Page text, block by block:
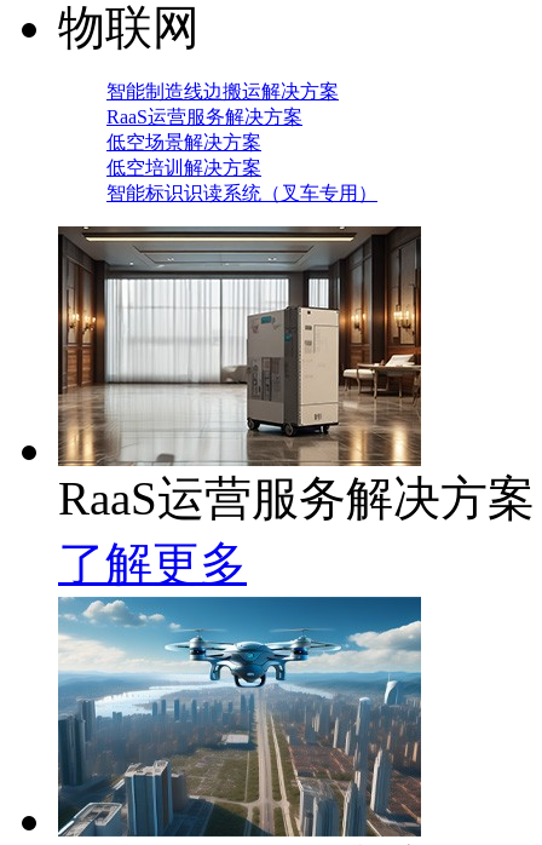
物联网
智能制造线边搬运解决方案
RaaS运营服务解决方案
低空场景解决方案
低空培训解决方案
智能标识识读系统（叉车专用）
RaaS运营服务解决方案
了解更多